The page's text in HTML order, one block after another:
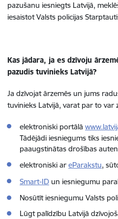
pazušanu iesniegts Latvijā,
iesaistot Valsts policijas
Kas jādara, ja es dzīvoju
pazudis tuvinieks Latvijā?
Ja dzīvojat ārzemēs un jums
tuvinieks Latvijā, varat par to var
elektroniski portālā
Tādējādi iesniegums tiks
paaugstinātas drošības
elektroniski ar eParakstu,
Smart-ID un iesniegumu
Nosūtīt iesniegumu Valsts
Lūgt palīdzību Latvijā